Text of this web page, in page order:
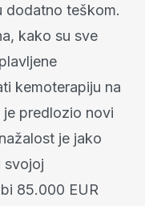
dodatno teškom.
kako su sve
kemoterapiju na
je predlozio novi
je jako
svojoj
85.000 EUR